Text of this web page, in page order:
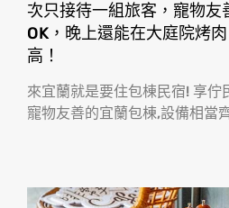
次只接待一組旅客，寵物友
OK，晚上還能在大庭院烤
高！
來宜蘭就是要住包棟民宿! 享佇
寵物友善的宜蘭包棟,設備相當